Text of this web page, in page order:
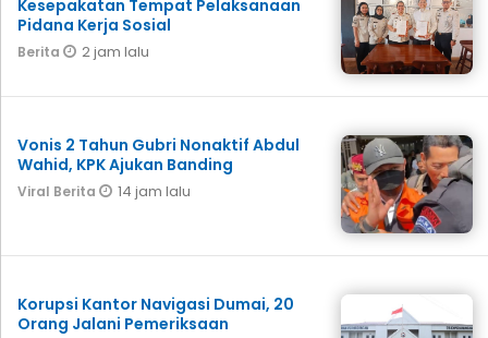
Kesepakatan Tempat Pelaksanaan
Pidana Kerja Sosial
Berita 2 jam lalu
Vonis 2 Tahun Gubri Nonaktif Abdul
Wahid, KPK Ajukan Banding
Viral Berita 14 jam lalu
Korupsi Kantor Navigasi Dumai, 20
Orang Jalani Pemeriksaan